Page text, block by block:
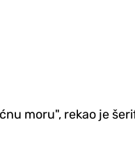
moru", rekao je